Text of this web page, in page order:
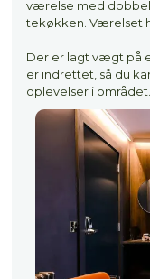
værelse med
tekøkken. Værelset
Der er lagt vægt på
er indrettet, så du
oplevelser i området.